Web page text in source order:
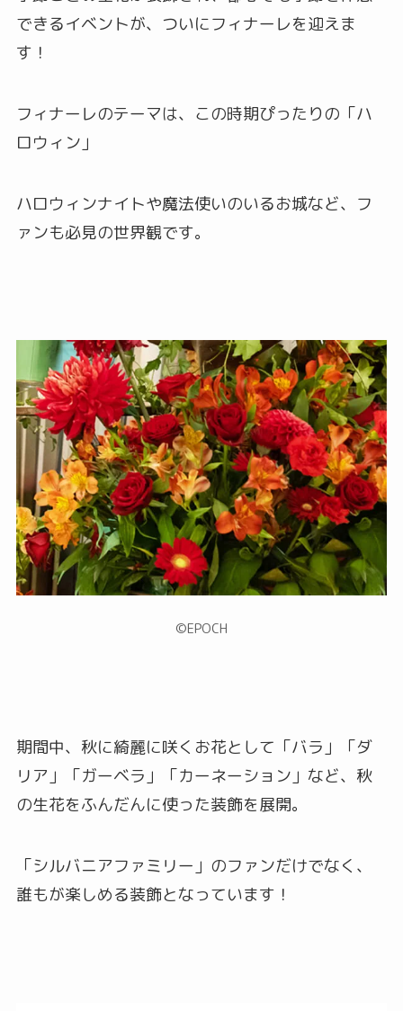
できるイベントが、ついにフィナーレを迎えま
す！
フィナーレのテーマは、この時期ぴったりの「ハ
ロウィン」
ハロウィンナイトや魔法使いのいるお城など、フ
ァンも必見の世界観です。
©︎EPOCH
期間中、秋に綺麗に咲くお花として「バラ」「ダ
リア」「ガーベラ」「カーネーション」など、秋
の生花をふんだんに使った装飾を展開。
「シルバニアファミリー」のファンだけでなく、
誰もが楽しめる装飾となっています！